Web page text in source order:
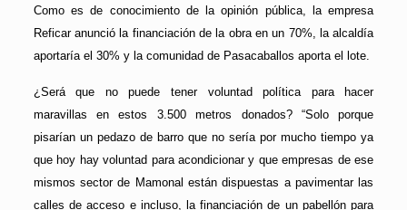
Como es de conocimiento de la opinión pública, la empresa
Reficar anunció la financiación de la obra en un 70%, la alcaldía
aportaría el 30% y la comunidad de Pasacaballos aporta el lote.
¿Será que no puede tener voluntad política para hacer
maravillas en estos 3.500 metros donados? “Solo porque
pisarían un pedazo de barro que no sería por mucho tiempo ya
que hoy hay voluntad para acondicionar y que empresas de ese
mismos sector de Mamonal están dispuestas a pavimentar las
calles de acceso e incluso, la financiación de un pabellón para